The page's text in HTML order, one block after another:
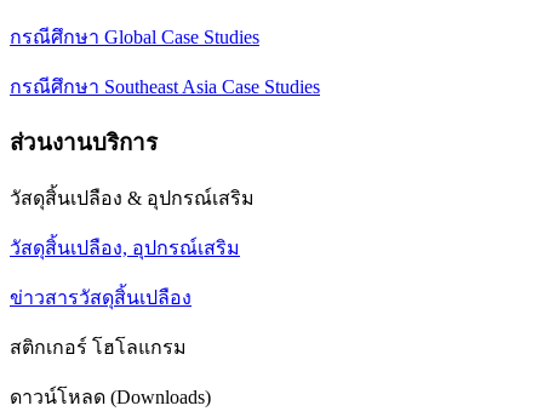
กรณีศึกษา Global Case Studies
กรณีศึกษา Southeast Asia Case Studies
ส่วนงานบริการ
วัสดุสิ้นเปลือง & อุปกรณ์เสริม
วัสดุสิ้นเปลือง, อุปกรณ์เสริม
ข่าวสารวัสดุสิ้นเปลือง
สติกเกอร์ โฮโลแกรม
ดาวน์โหลด (Downloads)